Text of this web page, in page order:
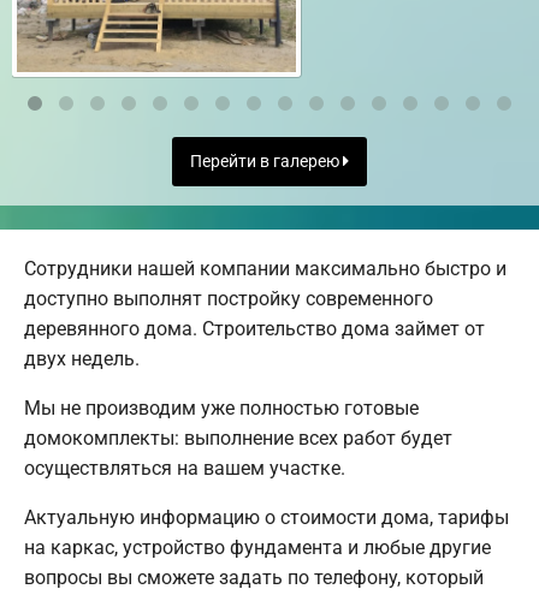
Перейти в галерею
Сотрудники нашей компании максимально быстро и
доступно выполнят постройку современного
деревянного дома. Строительство дома займет от
двух недель.
Мы не производим уже полностью готовые
домокомплекты: выполнение всех работ будет
осуществляться на вашем участке.
Актуальную информацию о стоимости дома, тарифы
на каркас, устройство фундамента и любые другие
вопросы вы сможете задать по телефону, который